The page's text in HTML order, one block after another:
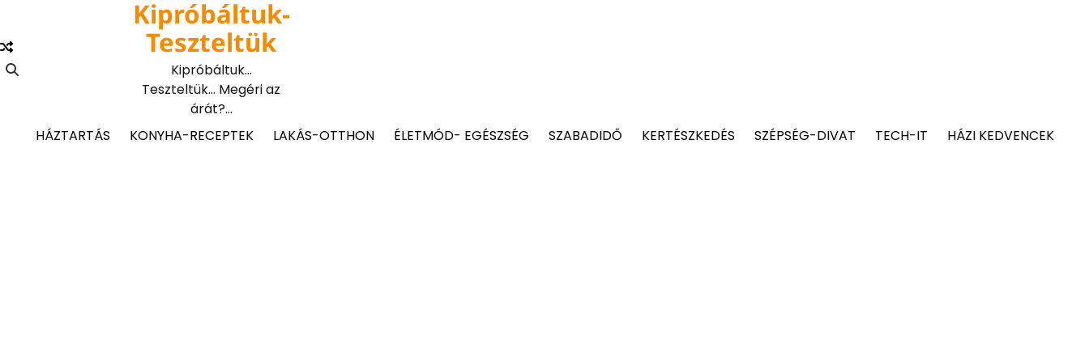
content
Kipróbáltuk-
Teszteltük
Kipróbáltuk…
Teszteltük… Megéri az
árát?…
HÁZTARTÁS
KONYHA-RECEPTEK LAKÁS-OTTHON ÉLETMÓD- EGÉSZSÉG SZABADIDŐ KERTÉSZKEDÉS SZÉPSÉG-DIVAT TECH-IT HÁZI KEDVENCEK